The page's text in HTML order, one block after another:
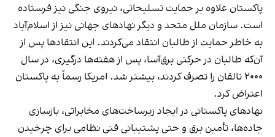
پاکستان علاوه بر حمایت تسلیحاتی، نیروی جنگی نیز فرستاده
است. سازمان ملل متحد و دیگر نهادهای جهانی نیز از اسلام‌آباد
به خاطر حمایت از طالبان انتقاد می‌کردند. این انتقادها پس از
آن‌که طالبان در حرکتی برق‌آسا، پس از هفته‌ها درگیری، در سال
۲۰۰۰ تالقان را تصرف کردند، بیشتر شد. امریکا رسماً به پاکستان
اعتراض کرد.
نهادهای پاکستانی در ایجاد زیرساخت‌های مخابراتی، بازسازی
جاده‌ها، تأمین برق و حتی پشتیبانی فنی نظامی برای چرخیدن